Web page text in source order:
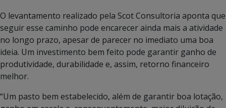
O levantamento realizado pela Scot Consultoria aponta que
seguir esse caminho pode encarecer ainda mais a atividade
no longo prazo, apesar de parecer no imediato uma boa
ideia. Um investimento bem feito pode garantir ganho de
produtividade, durabilidade e, assim, retorno financeiro
melhor.
“Um pasto bem estabelecido, além de garantir boa lotação,